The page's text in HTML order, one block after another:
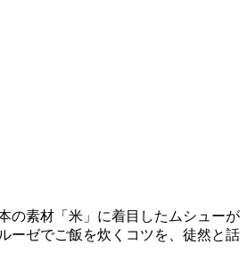
の素材「米」に着目したムシューが
ーゼでご飯を炊くコツを、徒然と話